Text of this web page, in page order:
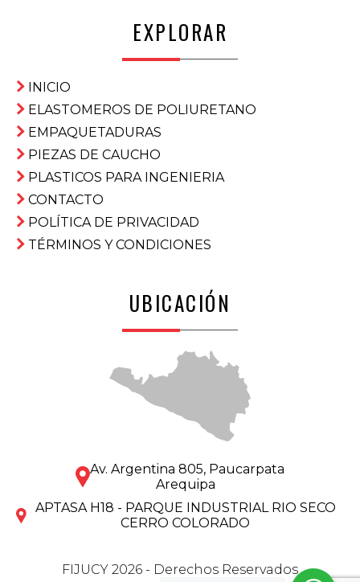
EXPLORAR
INICIO
ELASTOMEROS DE POLIURETANO
EMPAQUETADURAS
PIEZAS DE CAUCHO
PLASTICOS PARA INGENIERIA
CONTACTO
POLÍTICA DE PRIVACIDAD
TÉRMINOS Y CONDICIONES
UBICACIÓN
Av. Argentina 805, Paucarpata
Arequipa
APTASA H18 - PARQUE INDUSTRIAL RIO SECO
CERRO COLORADO
FIJUCY 2026 - Derechos Reservados